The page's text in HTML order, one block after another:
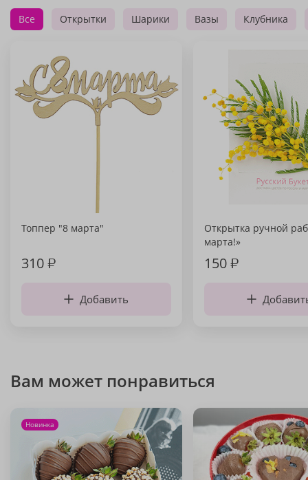
Все Открытки Шарики Вазы Клубника
Топпер "8 марта"
310₽
Добавить
Открытка ручной
марта!»
150₽
Вам может понравиться
Новинка